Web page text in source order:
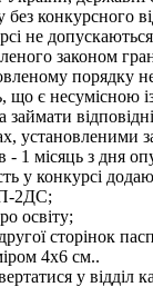
без конкурсного
не
законом
порядку
що є несумісною
займати
установленими
- 1 місяць з дня
у конкурсі
П-2ДС;
освіту;
сторінок
4х6 см..
у відділ